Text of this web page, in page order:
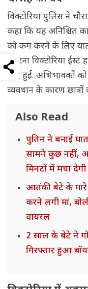
विक्टोरिया पुलिस ने
कहा कि यह अनिश्चित
को कम करने के लिए
दुर्घटना विक्टोरिया
बाद हुई. अभिभावकों
व्यवधान के कारण
Also Read
पुतिन ने बनाई
सामने कुछ नहीं,
मिनटों में मचा देगी
आतंकी बेटे के मारे
करने लगी मां,
वायरल
2 साल के बेटे ने
गिरफ्तार हुआ